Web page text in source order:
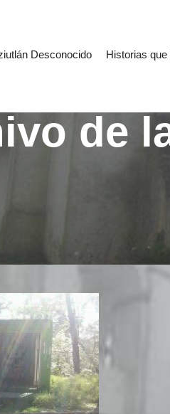
Desconocido Historias
de